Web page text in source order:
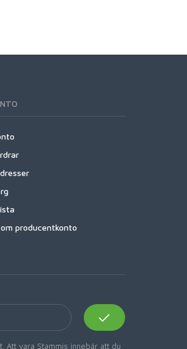
producentkonto
Att vara Stammis innebär att du